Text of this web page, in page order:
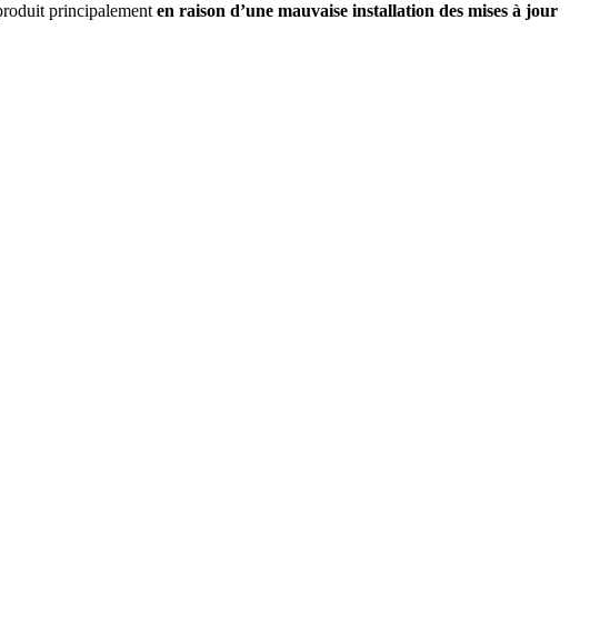
principalement en raison d’une mauvaise installation des mises à jour